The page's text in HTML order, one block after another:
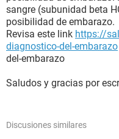
sangre (subunidad beta
posibilidad de embarazo.
Revisa este link https://
diagnostico-del-embarazo
del-embarazo
Saludos y gracias por
Discusiones similares